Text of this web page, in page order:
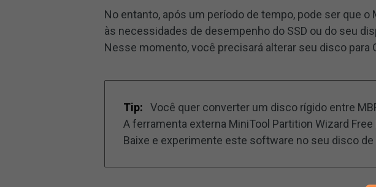
No entanto, após um período de tempo, pode ser que o
às necessidades de desempenho do SSD ou do seu
Nesse momento, você precisará alterar seu disco para
Tip:
Você quer converter um disco rígido entre
A ferramenta externa MiniTool Partition Wizard
Baixe e experimente este software no seu disco de